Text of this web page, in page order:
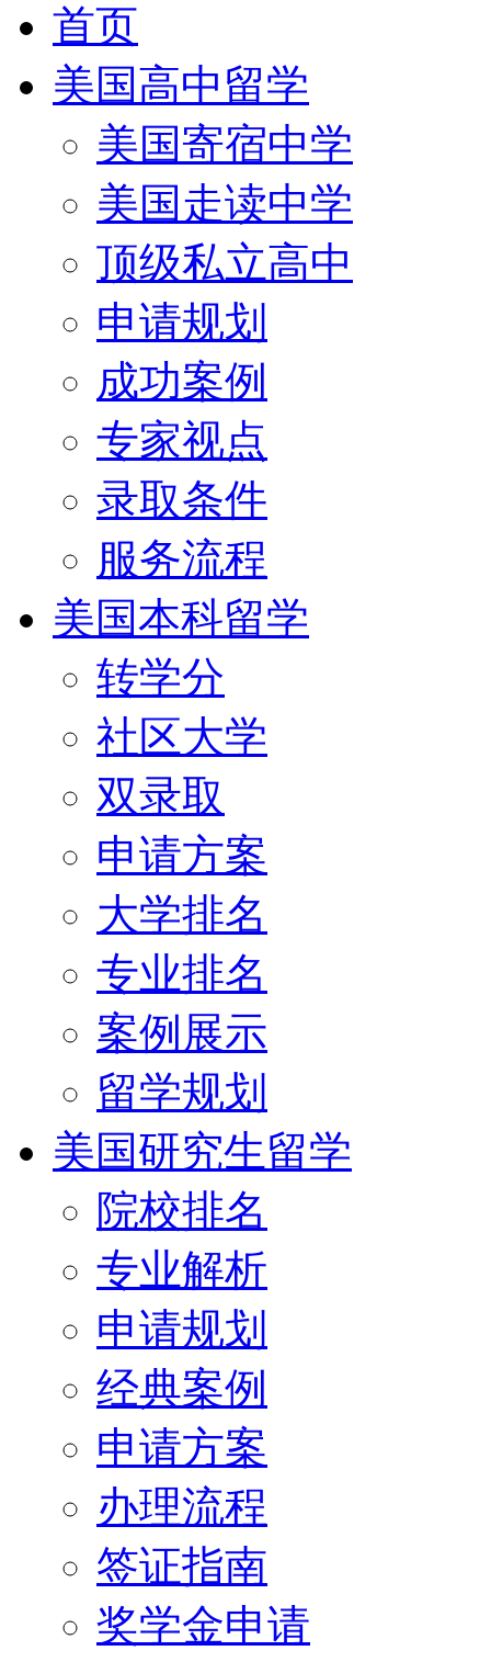
首页
美国高中留学
美国寄宿中学
美国走读中学
顶级私立高中
申请规划
成功案例
专家视点
录取条件
服务流程
美国本科留学
转学分
社区大学
双录取
申请方案
大学排名
专业排名
案例展示
留学规划
美国研究生留学
院校排名
专业解析
申请规划
经典案例
申请方案
办理流程
签证指南
奖学金申请